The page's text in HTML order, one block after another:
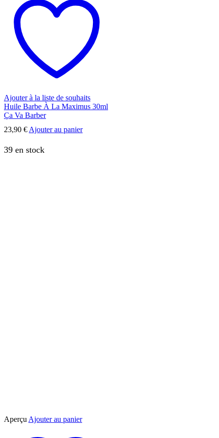
Ajouter à la liste de souhaits
Huile Barbe À La Maximus 30ml
Ça Va Barber
23,90 € Ajouter au panier
39 en stock
Aperçu Ajouter au panier